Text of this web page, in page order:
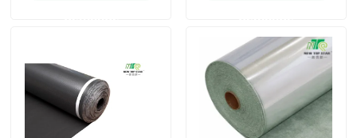
Visite d'usine